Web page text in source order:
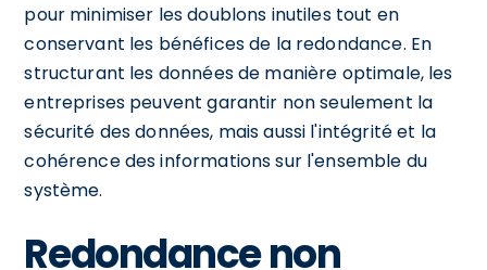
pour minimiser les doublons inutiles tout en
conservant les bénéfices de la redondance. En
structurant les données de manière optimale, les
entreprises peuvent garantir non seulement la
sécurité des données, mais aussi l'intégrité et la
cohérence des informations sur l'ensemble du
système.
Redondance non